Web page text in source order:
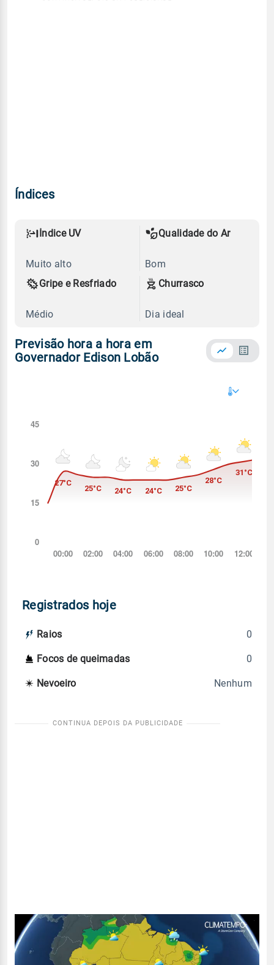
Índices
Índice UV
Muito alto
Qualidade do Ar
Bom
Gripe e Resfriado
Médio
Churrasco
Dia ideal
Previsão hora a hora em
Governador Edison Lobão
Registrados hoje
Raios 0
Focos de queimadas 0
Nevoeiro Nenhum